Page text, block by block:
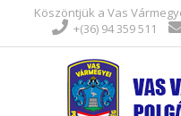
Köszöntjük a Vas
+(36) 94 359 511